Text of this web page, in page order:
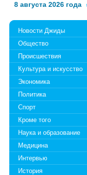
8 августа 2026 года
Новости Джиды
Общество
Происшествия
Культура и искусство
Экономика
Политика
Спорт
Кроме того
Наука и образование
Медицина
Интервью
История